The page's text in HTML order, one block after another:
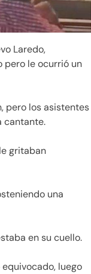
Laredo,
pero le ocurrió un
pero los asistentes
cantante.
gritaban
una
en su cuello.
luego